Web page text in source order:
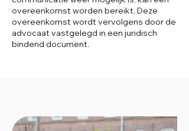
overeenkomst worden bereikt. Deze
overeenkomst wordt vervolgens door de
advocaat vastgelegd in een juridisch
bindend document.